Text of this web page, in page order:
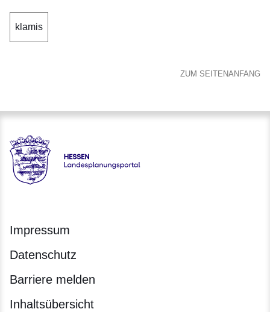
klamis
ZUM SEITENANFANG
Hessen - Landesplanungsportal
Impressum
Datenschutz
Barriere melden
Inhaltsübersicht